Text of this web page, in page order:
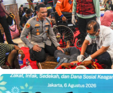
Nasional
Analisis – Belajar dari
bisa dipelajari Indonesia
kurikulum?
Indonesia 08 Aug 2026
Nasional